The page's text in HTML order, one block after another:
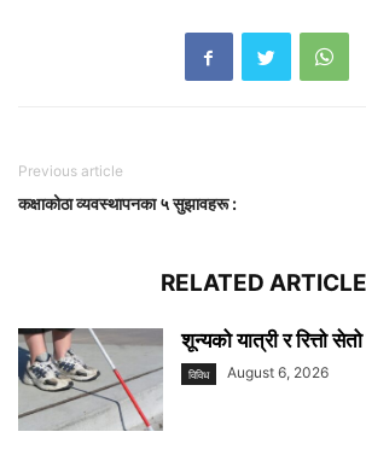
Previous article
कक्षाकोठा व्यवस्थापनका ५ सुझावहरू :
RELATED
शून्यको यात्री र रित्तो
विविध August 6, 2026